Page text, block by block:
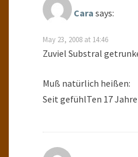
Cara says:
May 23, 2008 at 14:46
Zuviel Substral
Muß natürlich heißen:
Seit gefühlTen 17